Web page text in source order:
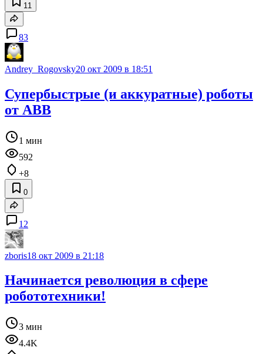
11
83
Andrey_Rogovsky20 окт 2009 в 18:51
Супербыстрые (и аккуратные) роботы
от ABB
1 мин
592
+8
0
12
zboris18 окт 2009 в 21:18
Начинается революция в сфере
робототехники!
3 мин
4.4K